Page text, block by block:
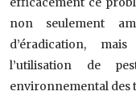
non seulement
d’éradication,
l’utilisation de
environnemental des